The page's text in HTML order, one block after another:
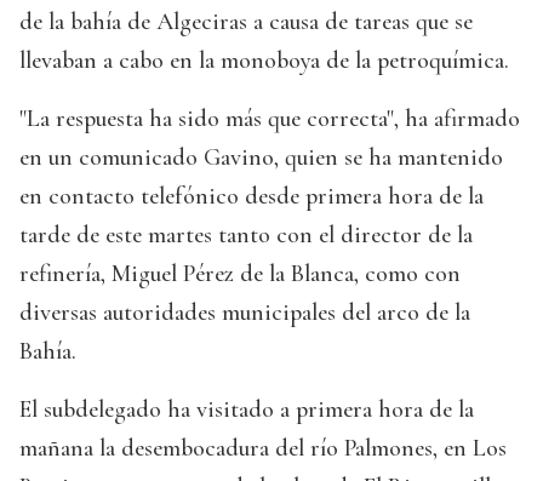
de la bahía de Algeciras a causa de tareas que se
llevaban a cabo en la monoboya de la petroquímica.
"La respuesta ha sido más que correcta", ha afirmado
en un comunicado Gavino, quien se ha mantenido
en contacto telefónico desde primera hora de la
tarde de este martes tanto con el director de la
refinería, Miguel Pérez de la Blanca, como con
diversas autoridades municipales del arco de la
Bahía.
El subdelegado ha visitado a primera hora de la
mañana la desembocadura del río Palmones, en Los